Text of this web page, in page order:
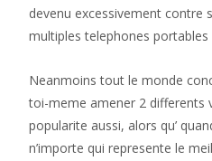
devenu excessivement contre
multiples telephones portables
Neanmoins tout le monde
toi-meme amener 2 differents
popularite aussi, alors qu’
n’importe qui represente le